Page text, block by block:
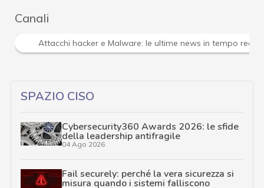
Canali
Attacchi hacker e Malware: le ultime news in tempo
SPAZIO CISO
Cybersecurity360 Awards 2026: le sfide
della leadership antifragile
04 Ago 2026
Fail securely: perché la vera sicurezza si
misura quando i sistemi falliscono